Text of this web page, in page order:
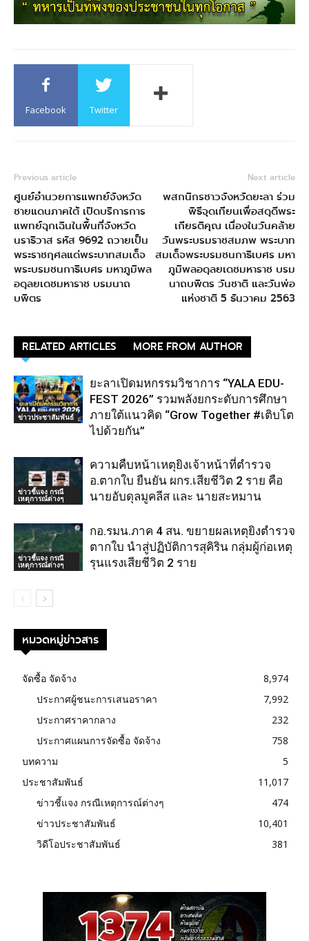
Facebook Twitter
Previous article
ศูนย์อำนวยการแพทย์จังหวัด
ชายแดนภาคใต้ เปิดบริการการ
แพทย์ฉุกเฉินในพื้นที่จังหวัด
นราธิวาส รหัส 9692 ถวายเป็น
พระราชกุศลแด่พระบาทสมเด็จ
พระบรมชนกาธิเบศร มหาภูมิพล
อดุลยเดชมหาราช บรมนาถ
บพิตร
Next article
พสกนิกรชาวจังหวัดยะลา ร่วม
พิธีจุดเทียนเพื่อสดุดีพระ
เกียรติคุณ เนื่องในวันคล้าย
วันพระบรมราชสมภพ พระบาท
สมเด็จพระบรมชนกาธิเบศร มหา
ภูมิพลอดุลยเดชมหาราช บรม
นาถบพิตร วันชาติ และวันพ่อ
แห่งชาติ 5 ธันวาคม 2563
RELATED ARTICLES MORE FROM AUTHOR
ข่าวประชาสัมพันธ์
ยะลาเปิดมหกรรมวิชาการ “YALA EDU-
FEST 2026” รวมพลังยกระดับการศึกษา
ภายใต้แนวคิด “Grow Together #เติบโต
ไปด้วยกัน”
ข่าวชี้แจง กรณี
เหตุการณ์ต่างๆ
ความคืบหน้าเหตุยิงเจ้าหน้าที่ตำรวจ
อ.ตากใบ ยืนยัน ผกร.เสียชีวิต 2 ราย คือ
นายอับดุลมูคลีส และ นายสะหมาน
ข่าวชี้แจง กรณี
เหตุการณ์ต่างๆ
กอ.รมน.ภาค 4 สน. ขยายผลเหตุยิงตำรวจ
ตากใบ นำสู่ปฏิบัติการสุคิริน กลุ่มผู้ก่อเหตุ
รุนแรงเสียชีวิต 2 ราย
หมวดหมู่ข่าวสาร
จัดซื้อ จัดจ้าง
8,974
ประกาศผู้ชนะการเสนอราคา
7,992
ประกาศราคากลาง
232
ประกาศแผนการจัดซื้อ จัดจ้าง
758
บทความ
5
ประชาสัมพันธ์
11,017
ข่าวชี้แจง กรณีเหตุการณ์ต่างๆ
474
ข่าวประชาสัมพันธ์
10,401
วิดีโอประชาสัมพันธ์
381